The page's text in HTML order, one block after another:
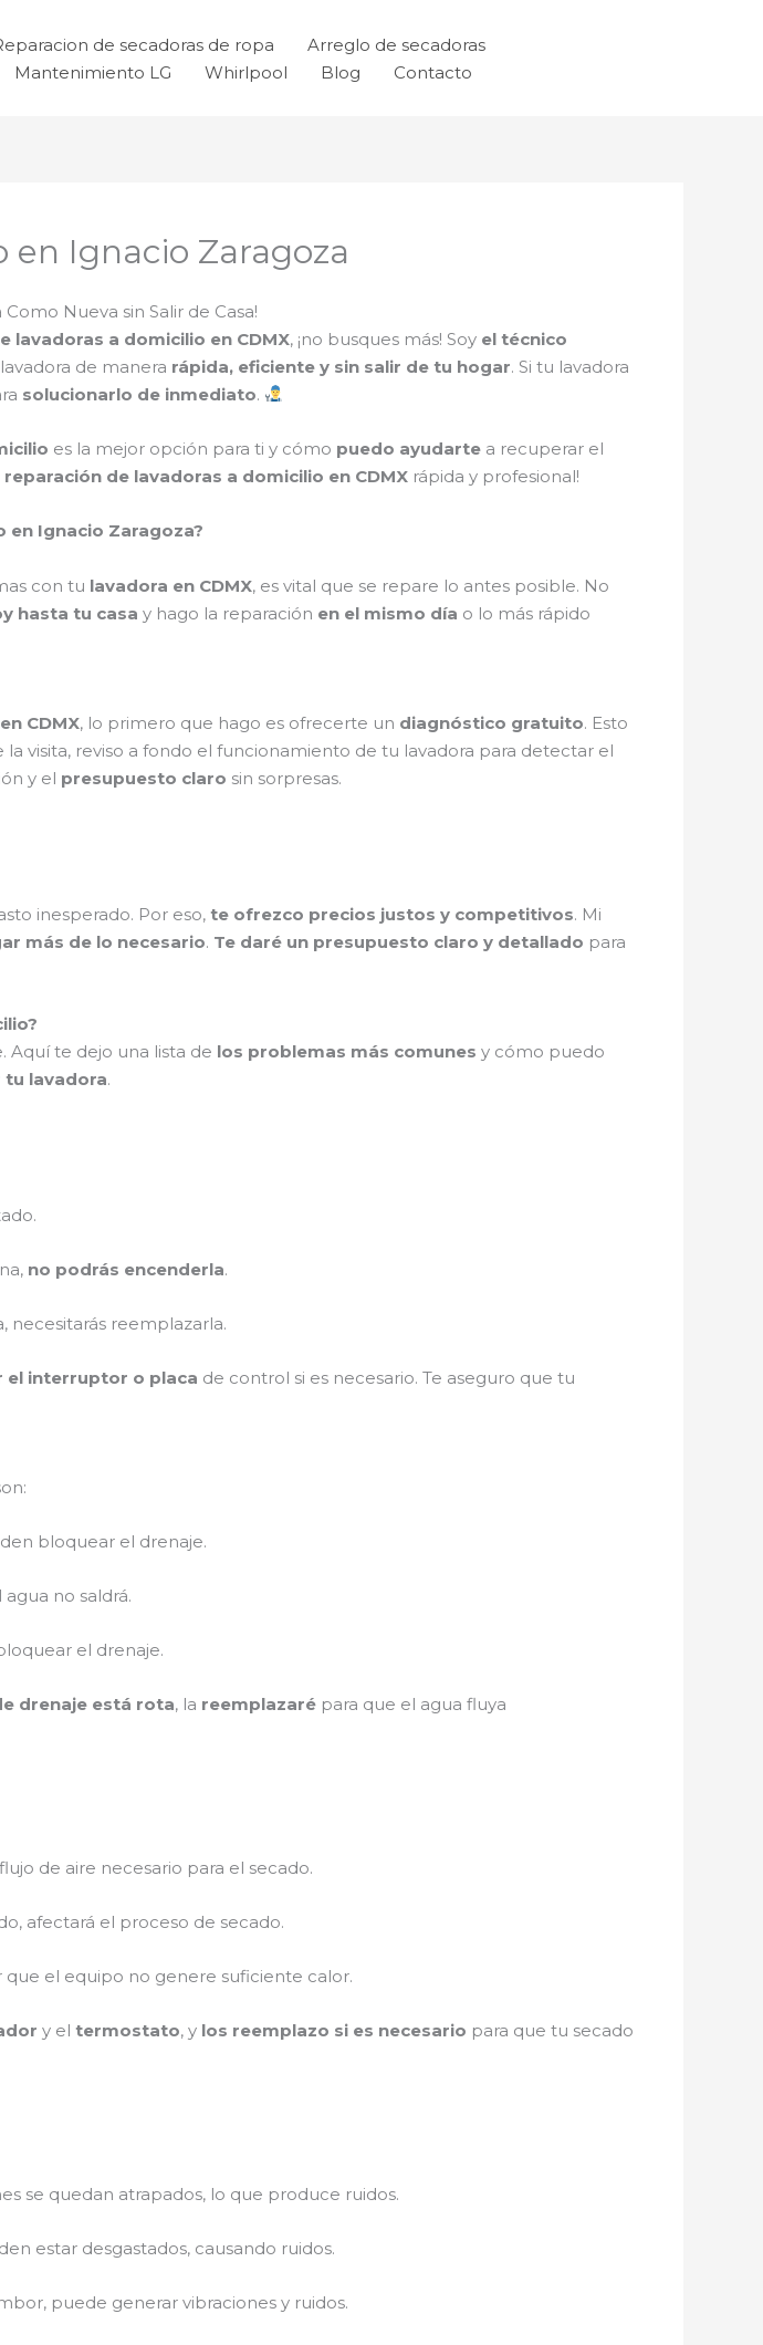
de secadoras de ropa
Arreglo de secadoras
Mantenimiento LG Whirlpool Blog Contacto
en Ignacio Zaragoza
Nueva sin Salir de Casa!
lavadoras a domicilio en CDMX, ¡no busques más! Soy el técnico
de manera rápida, eficiente y sin salir de tu hogar. Si tu lavadora
solucionarlo de inmediato.
es la mejor opción para ti y cómo puedo ayudarte a recuperar el
reparación de lavadoras a domicilio en CDMX rápida y profesional!
en Ignacio Zaragoza?
con tu lavadora en CDMX, es vital que se repare lo antes posible. No
hasta tu casa y hago la reparación en el mismo día o lo más rápido
CDMX, lo primero que hago es ofrecerte un diagnóstico gratuito. Esto
la visita, reviso a fondo el funcionamiento de tu lavadora para detectar el
y el presupuesto claro sin sorpresas.
inesperado. Por eso, te ofrezco precios justos y competitivos. Mi
más de lo necesario. Te daré un presupuesto claro y detallado para
Aquí te dejo una lista de los problemas más comunes y cómo puedo
tu lavadora.
no podrás encenderla.
necesitarás reemplazarla.
el interruptor o placa de control si es necesario. Te aseguro que tu
bloquear el drenaje.
no saldrá.
el drenaje.
drenaje está rota, la reemplazaré para que el agua fluya
de aire necesario para el secado.
afectará el proceso de secado.
el equipo no genere suficiente calor.
y el termostato, y los reemplazo si es necesario para que tu secado
se quedan atrapados, lo que produce ruidos.
estar desgastados, causando ruidos.
puede generar vibraciones y ruidos.